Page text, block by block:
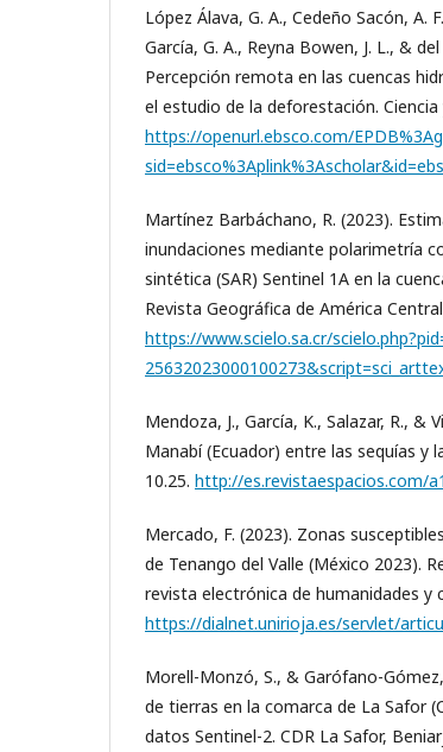
López Álava, G. A., Cedeño Sacón, A.
García, G. A., Reyna Bowen, J. L., &
Percepción remota en las cuencas
el estudio de la deforestación.
https://openurl.ebsco.com/
Martínez Barbáchano, R. (2023).
inundaciones mediante polarimetría
sintética (SAR) Sentinel 1A en la
Revista Geográfica de América
https://www.scielo.sa.cr/
Mendoza, J., García, K., Salazar, R., &
Manabí (Ecuador) entre las sequías y
10.25. http://es.revistaespacios.com/
Mercado, F. (2023). Zonas
de Tenango del Valle (México 2023).
revista electrónica de humanidades y
https://dialnet.unirioja.es/servlet/
Morell-Monzó, S., & Garófano-
de tierras en la comarca de La Safor
datos Sentinel-2. CDR La Safor,